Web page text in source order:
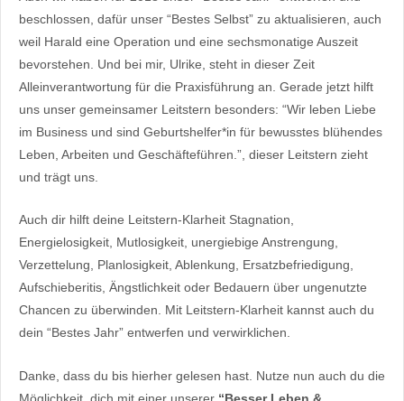
beschlossen, dafür unser “Bestes Selbst” zu aktualisieren, auch
weil Harald eine Operation und eine sechsmonatige Auszeit
bevorstehen. Und bei mir, Ulrike, steht in dieser Zeit
Alleinverantwortung für die Praxisführung an. Gerade jetzt hilft
uns unser gemeinsamer Leitstern besonders: “Wir leben Liebe
im Business und sind Geburtshelfer*in für bewusstes blühendes
Leben, Arbeiten und Geschäfteführen.”, dieser Leitstern zieht
und trägt uns.
Auch dir hilft deine Leitstern-Klarheit Stagnation,
Energielosigkeit, Mutlosigkeit, unergiebige Anstrengung,
Verzettelung, Planlosigkeit, Ablenkung, Ersatzbefriedigung,
Aufschieberitis, Ängstlichkeit oder Bedauern über ungenutzte
Chancen zu überwinden. Mit Leitstern-Klarheit kannst auch du
dein “Bestes Jahr” entwerfen und verwirklichen.
Danke, dass du bis hierher gelesen hast. Nutze nun auch du die